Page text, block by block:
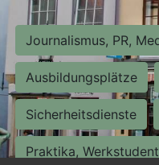
Journalismus, PR,
Ausbildungsplätze
Sicherheitsdienste
Praktika,